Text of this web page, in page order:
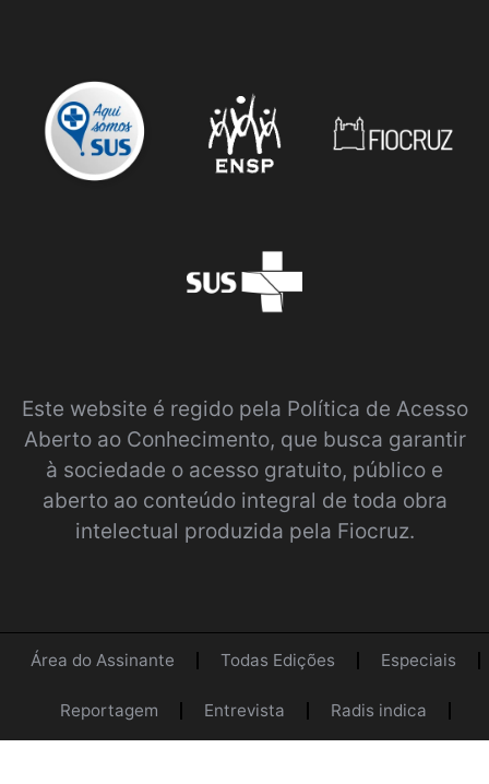
Este website é regido pela Política de Acesso
Aberto ao Conhecimento, que busca garantir
à sociedade o acesso gratuito, público e
aberto ao conteúdo integral de toda obra
intelectual produzida pela Fiocruz.
Área do Assinante Todas Edições Especiais
Reportagem Entrevista Radis indica